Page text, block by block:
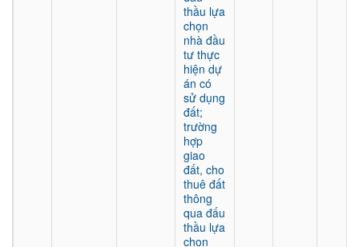
thầu lựa
chọn
nhà đầu
tư thực
hiện dự
án có
sử dụng
đất;
trường
hợp
giao
đất, cho
thuê đất
thông
qua đấu
thầu lựa
chọn